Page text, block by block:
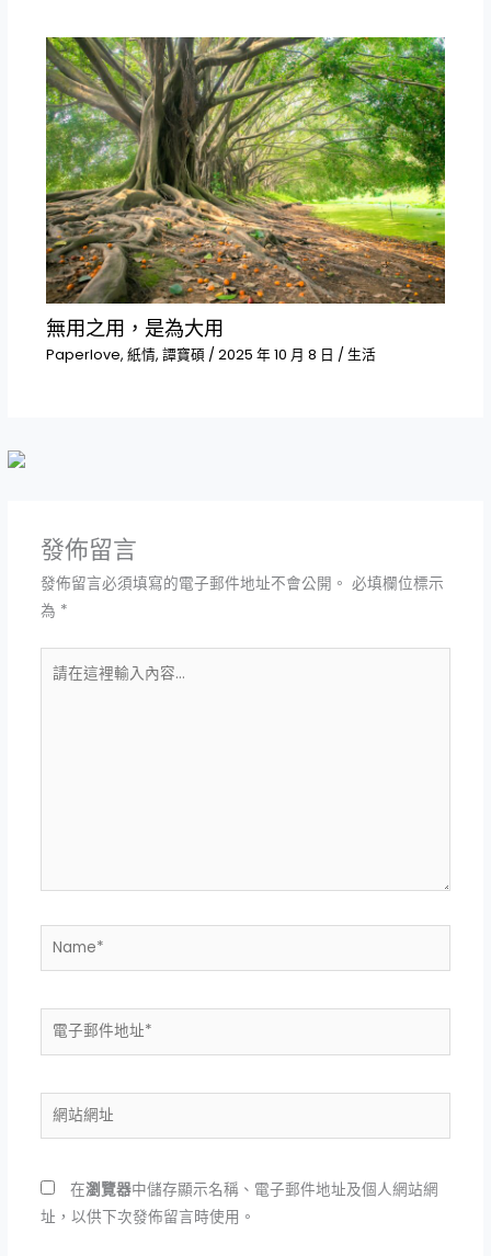
無用之用，是為大用
Paperlove, 紙情, 譚寶碩 / 2025 年 10 月 8 日 / 生活
發佈留言
發佈留言必須填寫的電子郵件地址不會公開。 必填欄位標示
為 *
在
Name*
電
*
址
在瀏覽器中儲存顯示名稱、電子郵件地址及個人網站網
址，以供下次發佈留言時使用。